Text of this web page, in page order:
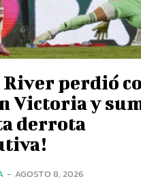
River perdió
Victoria y
derrota
- AGOSTO 8, 2026